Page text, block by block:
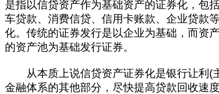
是指以信贷资产作为基础资产的证券化，包
车贷款、消费信贷、信用卡账款、企业贷款
化。传统的证券发行是以企业为基础，而资
的资产池为基础发行证券。
从本质上说信贷资产证券化是银行让利(
金融体系的其他部分，尽快提高贷款回收速